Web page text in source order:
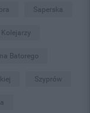
Saperska
Kolejarzy
Batorego
Szyprów